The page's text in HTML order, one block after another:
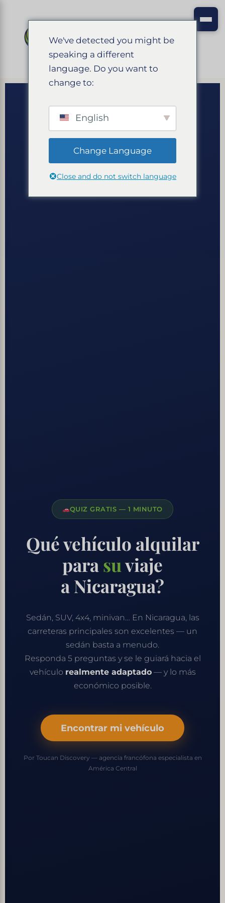
QUIZ GRATIS — 1 MINUTO
Qué vehículo alquilar
parasuviaje
a Nicaragua?
Sedán, SUV, 4x4, minivan… En Nicaragua, las
carreteras principales son excelentes — un
sedán basta a menudo.
Responda 5 preguntas y se le guiará hacia el
vehículo realmente adaptado— y lo más
económico posible.
Encontrar mi vehículo
Por Toucan Discovery — agencia francófona especialista en
América Central
We've detected you might be
speaking a different
language. Do you want to
change to:
English
Change Language
Close and do not switch language